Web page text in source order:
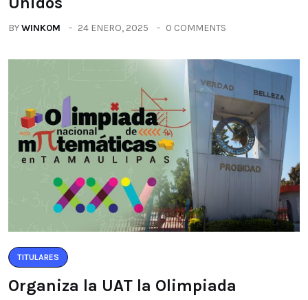
BYWINK0M 24 ENERO, 2025 0 COMMENTS
TITULARES
Organiza la UAT la Olimpiada